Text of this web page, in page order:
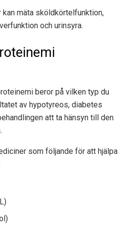
mäta sköldkörtelfunktion,
och urinsyra.
beror på vilken typ du
av hypotyreos, diabetes
att ta hänsyn till den
som följande för att hjälpa